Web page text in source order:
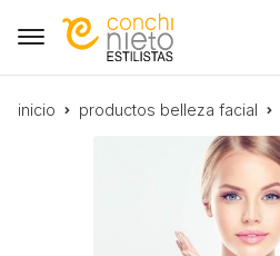
inicio productos belleza facial